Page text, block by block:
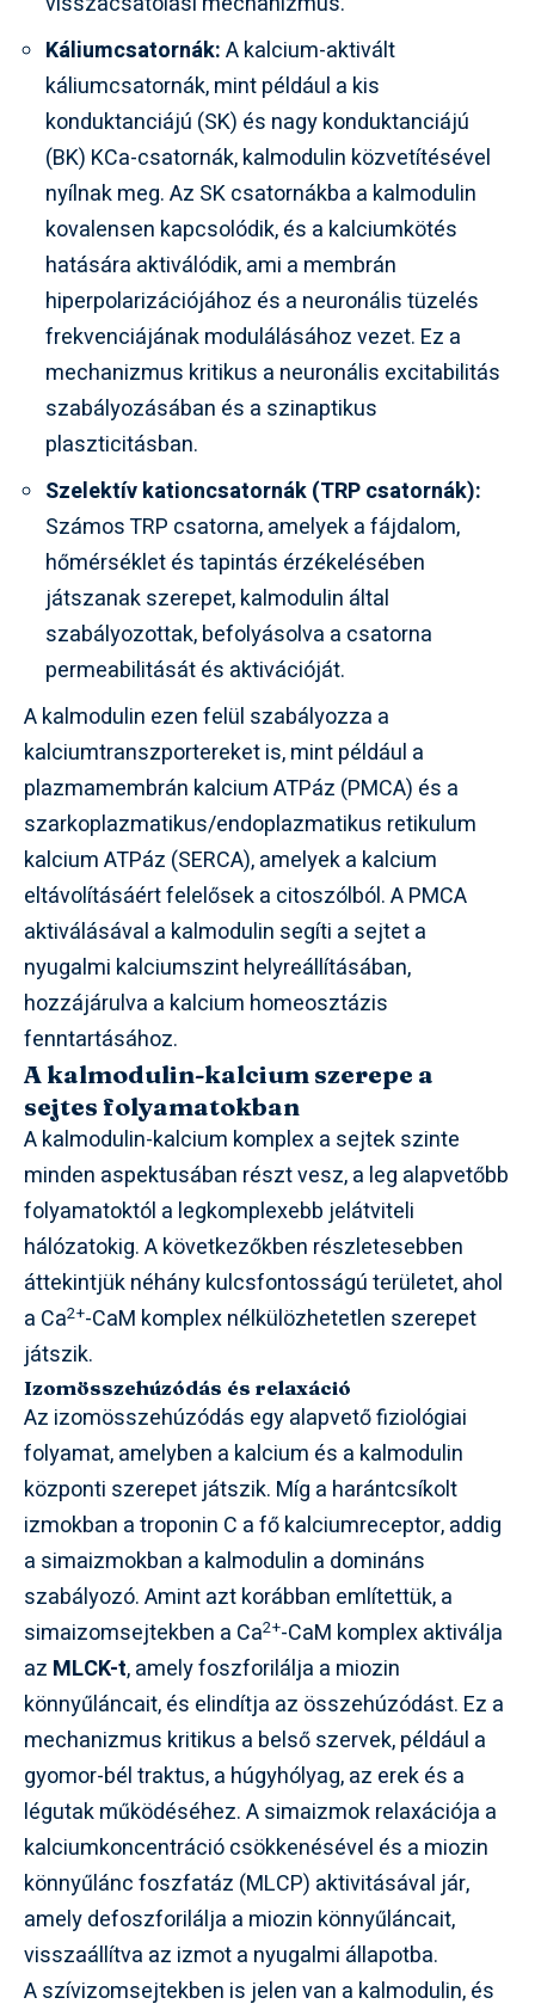
Káliumcsatornák:A kalcium-aktivált
káliumcsatornák, mint például a kis
konduktanciájú (SK) és nagy konduktanciájú
(BK) KCa-csatornák, kalmodulin közvetítésével
nyílnak meg. Az SK csatornákba a kalmodulin
kovalensen kapcsolódik, és a kalciumkötés
hatására aktiválódik, ami a membrán
hiperpolarizációjához és a neuronális tüzelés
frekvenciájának modulálásához vezet. Ez a
mechanizmus kritikus a neuronális excitabilitás
szabályozásában és a szinaptikus
plaszticitásban.
Szelektív kationcsatornák (TRP csatornák):
Számos TRP csatorna, amelyek a fájdalom,
hőmérséklet és tapintás érzékelésében
játszanak szerepet, kalmodulin által
szabályozottak, befolyásolva a csatorna
permeabilitását és aktivációját.
A kalmodulin ezen felül szabályozza a
kalciumtranszportereket is, mint például a
plazmamembrán kalcium ATPáz (PMCA) és a
szarkoplazmatikus/endoplazmatikus retikulum
kalcium ATPáz (SERCA), amelyek a kalcium
eltávolításáért felelősek a citoszólból. A PMCA
aktiválásával a kalmodulin segíti a sejtet a
nyugalmi kalciumszint helyreállításában,
hozzájárulva a kalcium homeosztázis
fenntartásához.
A kalmodulin-kalcium szerepe a
sejtes folyamatokban
A kalmodulin-kalcium komplex a sejtek szinte
minden aspektusában részt vesz, a leg alapvetőbb
folyamatoktól a legkomplexebb jelátviteli
hálózatokig. A következőkben részletesebben
áttekintjük néhány kulcsfontosságú területet, ahol
a Ca2+-CaM komplex nélkülözhetetlen szerepet
játszik.
Izomösszehúzódás és relaxáció
Az izomösszehúzódás egy alapvető fiziológiai
folyamat, amelyben a kalcium és a kalmodulin
központi szerepet játszik. Míg a harántcsíkolt
izmokban a troponin C a fő kalciumreceptor, addig
a simaizmokban a kalmodulin a domináns
szabályozó. Amint azt korábban említettük, a
simaizomsejtekben a Ca2+-CaM komplex aktiválja
az MLCK-t, amely foszforilálja a miozin
könnyűláncait, és elindítja az összehúzódást. Ez a
mechanizmus kritikus a belső szervek, például a
gyomor-bél traktus, a húgyhólyag, az erek és a
légutak működéséhez. A simaizmok relaxációja a
kalciumkoncentráció csökkenésével és a miozin
könnyűlánc foszfatáz (MLCP) aktivitásával jár,
amely defoszforilálja a miozin könnyűláncait,
visszaállítva az izmot a nyugalmi állapotba.
A szívizomsejtekben is jelen van a kalmodulin, és